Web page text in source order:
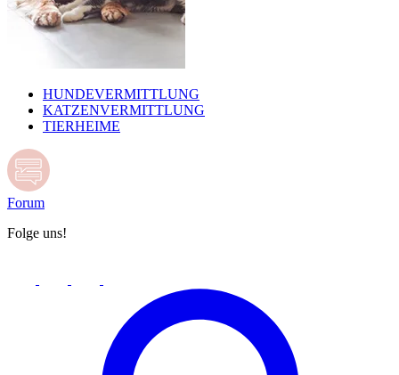
HUNDEVERMITTLUNG
KATZENVERMITTLUNG
TIERHEIME
Forum
Folge uns!